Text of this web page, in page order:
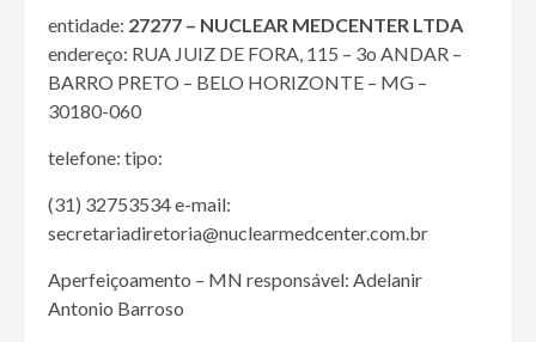
entidade: 27277 – NUCLEAR MEDCENTER LTDA
endereço: RUA JUIZ DE FORA, 115 – 3o ANDAR –
BARRO PRETO – BELO HORIZONTE – MG –
30180-060
telefone: tipo:
(31) 32753534 e-mail:
secretariadiretoria@nuclearmedcenter.com.br
Aperfeiçoamento – MN responsável: Adelanir
Antonio Barroso